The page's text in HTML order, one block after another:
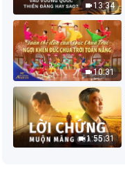
13:34
10:31
1:55:31